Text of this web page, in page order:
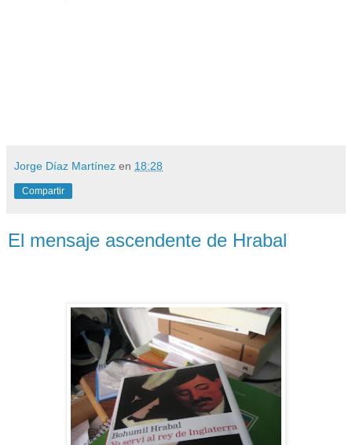
Jorge Díaz Martínez en 18:28
Compartir
El mensaje ascendente de Hrabal